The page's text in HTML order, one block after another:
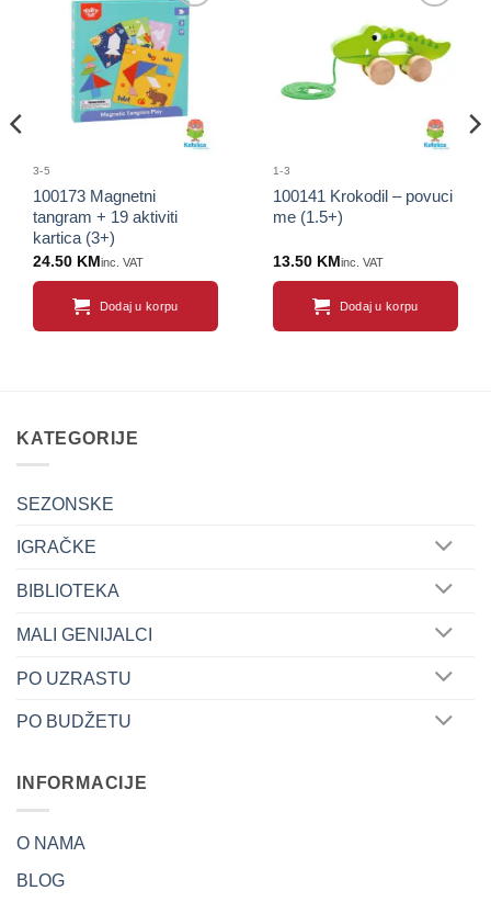
Sačuvaj
proizvod
3-5
100173 Magnetni
tangram + 19 aktiviti
kartica (3+)
24.50 KM inc. VAT
Dodaj u korpu
proizvod
1-3
100141 Krokodil – povuci
me (1.5+)
13.50 KM inc. VAT
Dodaj u korpu
KATEGORIJE
SEZONSKE
IGRAČKE
BIBLIOTEKA
MALI GENIJALCI
PO UZRASTU
PO BUDŽETU
INFORMACIJE
O NAMA
BLOG